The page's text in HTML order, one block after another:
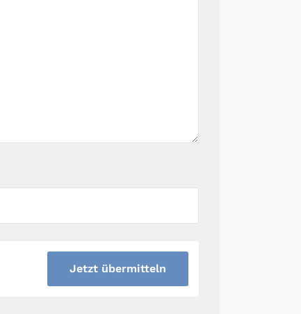
Jetzt übermitteln